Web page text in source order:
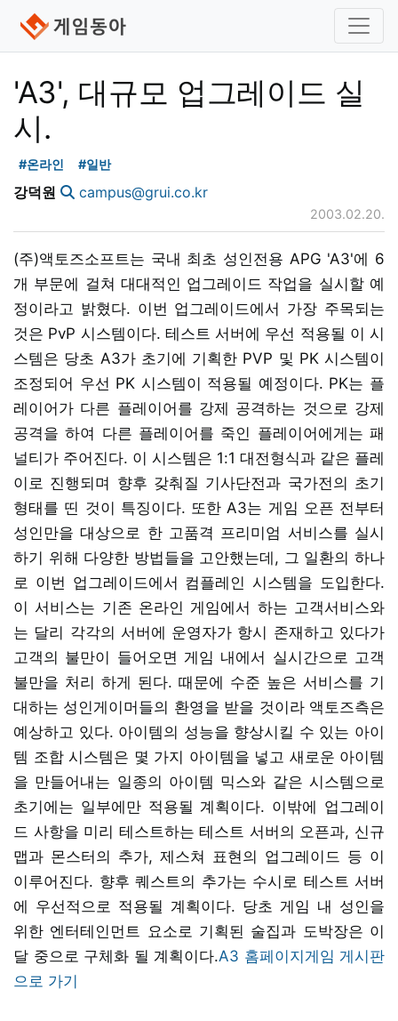
'A3', 대규모 업그레이드 실
시.
#온라인 #일반
강덕원 campus@grui.co.kr
2003.02.20.
(주)액토즈소프트는 국내 최초 성인전용 APG 'A3'에 6
개 부문에 걸쳐 대대적인 업그레이드 작업을 실시할 예
정이라고 밝혔다. 이번 업그레이드에서 가장 주목되는
것은 PvP 시스템이다. 테스트 서버에 우선 적용될 이 시
스템은 당초 A3가 초기에 기획한 PVP 및 PK 시스템이
조정되어 우선 PK 시스템이 적용될 예정이다. PK는 플
레이어가 다른 플레이어를 강제 공격하는 것으로 강제
공격을 하여 다른 플레이어를 죽인 플레이어에게는 패
널티가 주어진다. 이 시스템은 1:1 대전형식과 같은 플레
이로 진행되며 향후 갖춰질 기사단전과 국가전의 초기
형태를 띤 것이 특징이다. 또한 A3는 게임 오픈 전부터
성인만을 대상으로 한 고품격 프리미엄 서비스를 실시
하기 위해 다양한 방법들을 고안했는데, 그 일환의 하나
로 이번 업그레이드에서 컴플레인 시스템을 도입한다.
이 서비스는 기존 온라인 게임에서 하는 고객서비스와
는 달리 각각의 서버에 운영자가 항시 존재하고 있다가
고객의 불만이 들어오면 게임 내에서 실시간으로 고객
불만을 처리 하게 된다. 때문에 수준 높은 서비스를 기
대하는 성인게이머들의 환영을 받을 것이라 액토즈측은
예상하고 있다. 아이템의 성능을 향상시킬 수 있는 아이
템 조합 시스템은 몇 가지 아이템을 넣고 새로운 아이템
을 만들어내는 일종의 아이템 믹스와 같은 시스템으로
초기에는 일부에만 적용될 계획이다. 이밖에 업그레이
드 사항을 미리 테스트하는 테스트 서버의 오픈과, 신규
맵과 몬스터의 추가, 제스쳐 표현의 업그레이드 등 이
이루어진다. 향후 퀘스트의 추가는 수시로 테스트 서버
에 우선적으로 적용될 계획이다. 당초 게임 내 성인을
위한 엔터테인먼트 요소로 기획된 술집과 도박장은 이
달 중으로 구체화 될 계획이다.A3 홈페이지게임 게시판
으로 가기